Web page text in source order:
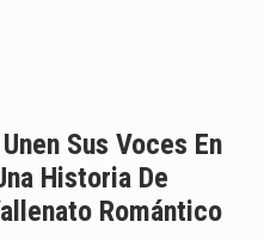
Sus Voces En
Historia De
Romántico